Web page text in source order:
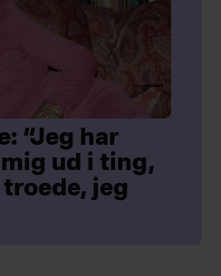
“Jeg har
ud i ting,
jeg